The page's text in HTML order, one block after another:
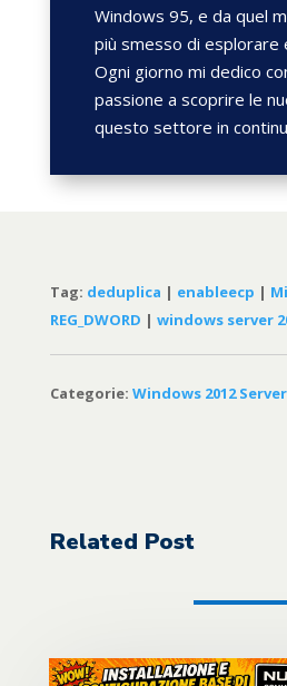
Windows 95, e da quel
più smesso di esplorare
Ogni giorno mi dedico
passione a scoprire le
questo settore in
Tag: deduplica | enableecp |
REG_DWORD | windows server
Categorie: Windows 2012 Server
Related Post